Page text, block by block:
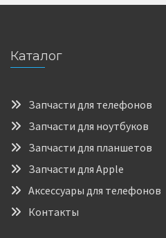
Каталог
Запчасти для телефонов
Запчасти для ноутбуков
Запчасти для планшетов
Запчасти для Apple
Аксессуары для телефонов
Контакты